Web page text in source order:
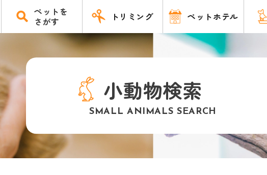
ペットを
さがす
トリミング ペットホテル
小動物検索
SMALL ANIMALS SEARCH